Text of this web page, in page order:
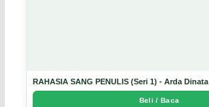
RAHASIA SANG PENULIS (Seri 1) - Arda Dinata
Beli / Baca